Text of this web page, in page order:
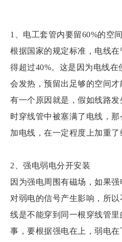
1、电工套管内要留60%的空间
根据国家的规定标准，电线
得超过40%。这是因为电线
会发热，预留出足够的空间
有一个原因就是，假如线路
时穿线管中被塞满了电线，
加电线，在一定程度上加重了
2、强电弱电分开安装
因为强电周围有磁场，如果
对弱电的信号产生影响，所
线是不能穿到同一根穿线管
事，要根据强电在上，弱电